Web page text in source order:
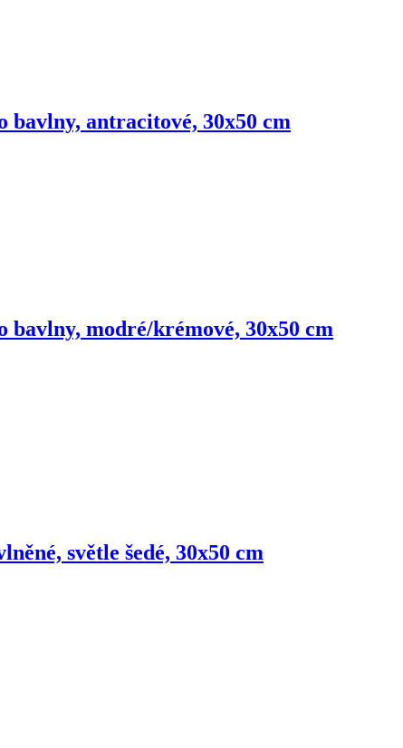
bavlny, antracitové, 30x50 cm
bavlny, modré/krémové, 30x50 cm
světle šedé, 30x50 cm